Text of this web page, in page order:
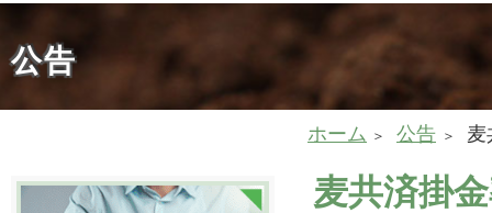
本支所
家畜診療所
公告
ホーム 公告
麦共済掛